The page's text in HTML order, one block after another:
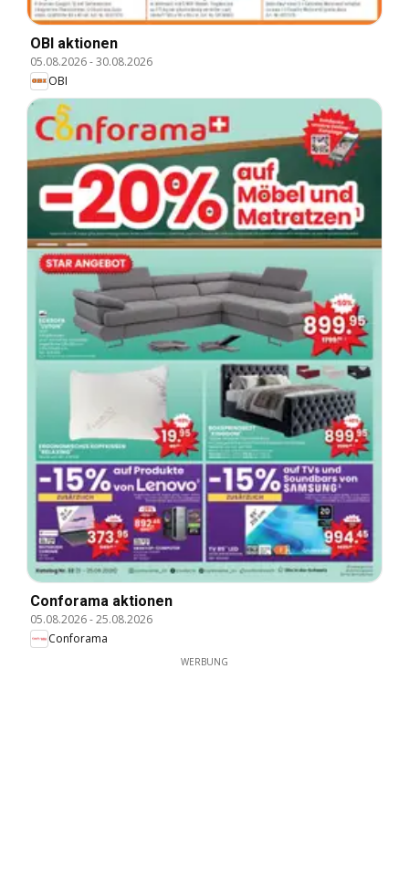
OBI aktionen
05.08.2026-30.08.2026
OBI
Conforama aktionen
05.08.2026-25.08.2026
Conforama
WERBUNG